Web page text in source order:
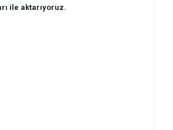
ile aktarıyoruz.